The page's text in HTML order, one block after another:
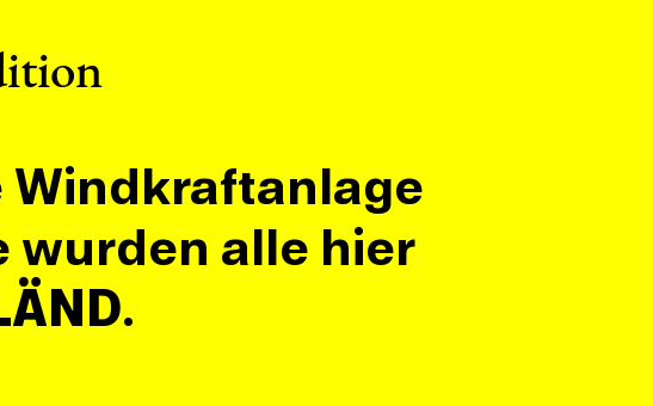
Windkraftanlage
wurden alle hier
.